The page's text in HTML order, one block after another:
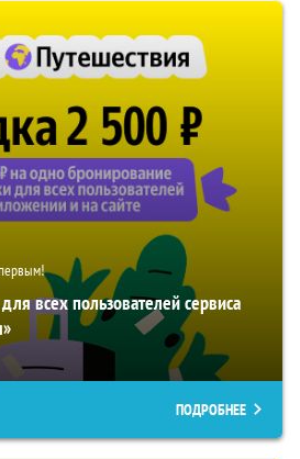
всех пользователей сервиса
ПОДРОБНЕЕ